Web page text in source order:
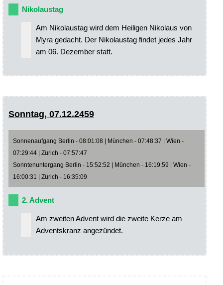
Nikolaustag
Am Nikolaustag wird dem Heiligen Nikolaus von
Myra gedacht. Der Nikolaustag findet jedes Jahr
am 06. Dezember statt.
Sonntag, 07.12.2459
Sonnenaufgang Berlin - 08:01:08 | München - 07:48:37 | Wien -
07:29:44 | Zürich - 07:57:47
Sonntenuntergang Berlin - 15:52:52 | München - 16:19:59 | Wien -
16:00:31 | Zürich - 16:35:09
2. Advent
Am zweiten Advent wird die zweite Kerze am
Adventskranz angezündet.